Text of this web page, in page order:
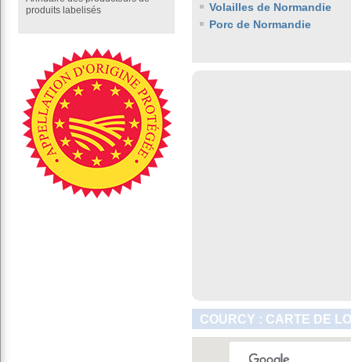
produits labelisés
Volailles de Normandie
Porc de Normandie
COURCY : CARTE DE